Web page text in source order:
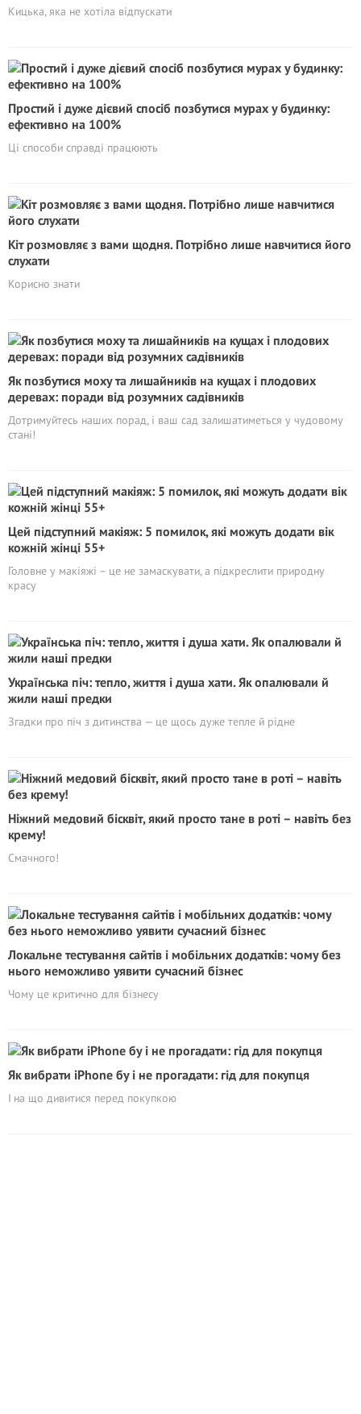
Кицька, яка не хотіла відпускати
Простий і дуже дієвий спосіб позбутися мурах у будинку:
ефективно на 100%
Ці способи справді працюють
Кіт розмовляє з вами щодня. Потрібно лише навчитися його
слухати
Корисно знати
Як позбутися моху та лишайників на кущах і плодових
деревах: поради від розумних садівників
Дотримуйтесь наших порад, і ваш сад залишатиметься у чудовому
стані!
Цей підступний макіяж: 5 помилок, які можуть додати вік
кожній жінці 55+
Головне у макіяжі – це не замаскувати, а підкреслити природну
красу
Українська піч: тепло, життя і душа хати. Як опалювали й
жили наші предки
Згадки про піч з дитинства — це щось дуже тепле й рідне
Ніжний медовий бісквіт, який просто тане в роті – навіть без
крему!
Смачного!
Локальне тестування сайтів і мобільних додатків: чому без
нього неможливо уявити сучасний бізнес
Чому це критично для бізнесу
Як вибрати iPhone бу і не прогадати: гід для покупця
І на що дивитися перед покупкою